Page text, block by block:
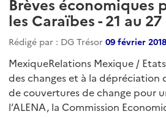
les Caraïbes - 21 au
Rédigé par : DG Trésor 09 février 2018
MexiqueRelations Mexique /
des changes et à la dépréciation
de couvertures de change pour
l’ALENA, la Commission